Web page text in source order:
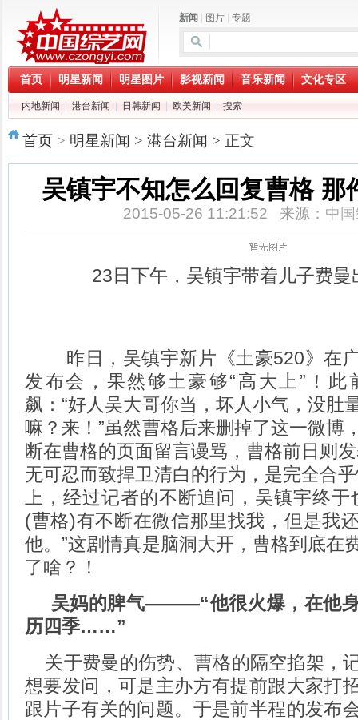
新闻 图片 专题
首页 明星新闻 明星图片 影视新闻 音乐新闻 文化专区
内地新闻 港台新闻 日韩新闻 欧美新闻 搜索
首页 > 明星新闻 > 港台新闻 > 正文
吴镇宇不知怎么回复曹格 那
2015-05-26 11:21:52 来源： 中
23日下午，吴镇宇带着儿子费曼
昨日，吴镇宇新片《土豪520》在
发布会，果然够土豪够“高大上”！此
飙：“好人吴大哥你当，坏人小气，没肚
嘛？来！”虽然曹格后来删掉了这一微博
断在曹格的页面留言谩骂，曹格前日则
无可忍而致捍卫清白的行为，是完全合
上，经过记者的不断追问，吴镇宇终
(曹格)有不断在微信那里找我，但是我
他。”这剧情真是脑洞大开，曹格到底在
了啥？！
吴妈的脾气———“他很火爆，在他身
历四季……”
关于费曼的伤势、曹格的隔空掐架，
想要发问，可是主办方有提前跟大家打
跟片子有关的问题。于是前半程的发布